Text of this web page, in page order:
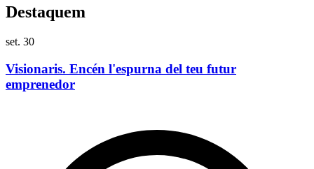
Destaquem
set. 30
Visionaris. Encén l'espurna del teu futur
emprenedor